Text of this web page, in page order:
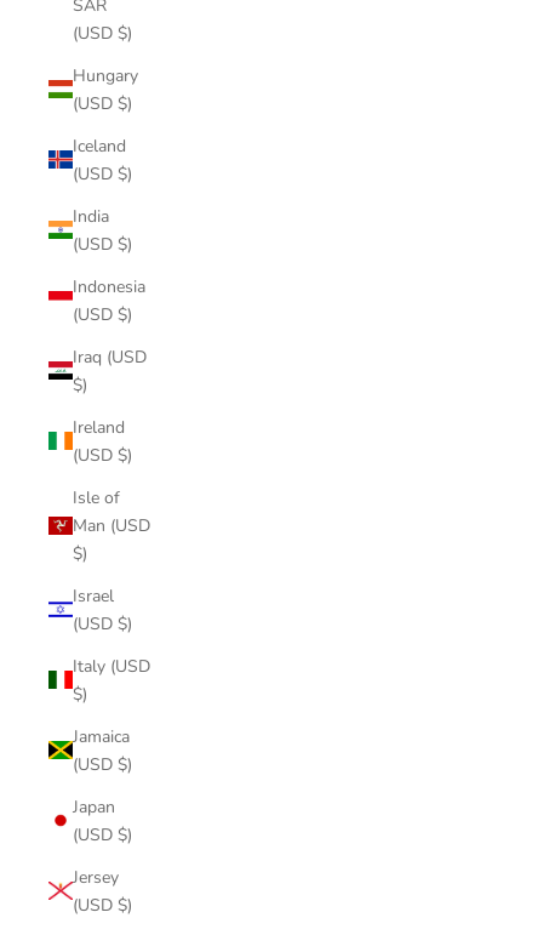
SAR
(USD $)
Hungary
(USD $)
Iceland
(USD $)
India
(USD $)
Indonesia
(USD $)
Iraq (USD
$)
Ireland
(USD $)
Isle of
Man (USD
$)
Israel
(USD $)
Italy (USD
$)
Jamaica
(USD $)
Japan
(USD $)
Jersey
(USD $)